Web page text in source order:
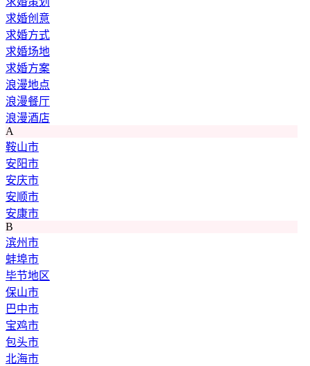
求婚创意
求婚方式
求婚场地
求婚方案
浪漫地点
浪漫餐厅
浪漫酒店
A
鞍山市
安阳市
安庆市
安顺市
安康市
B
滨州市
蚌埠市
毕节地区
保山市
巴中市
宝鸡市
包头市
北海市